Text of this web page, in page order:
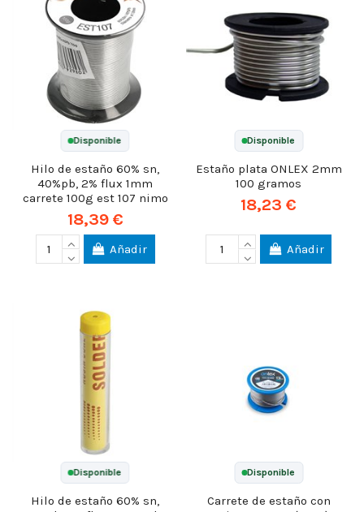
Disponible
Hilo de estaño 60% sn,
40%pb, 2% flux 1mm
carrete 100g est 107 nimo
18,39 €
Añadir
Disponible
Estaño plata ONLEX 2mm
100 gramos
18,23 €
Añadir
Disponible
Hilo de estaño 60% sn,
Disponible
Carrete de estaño con